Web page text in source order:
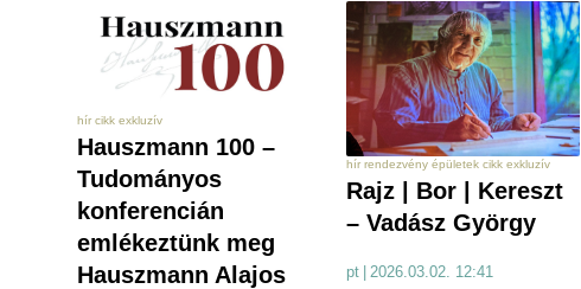
hír cikk exkluzív
Hauszmann 100 –
Tudományos
konferencián
emlékeztünk meg
Hauszmann Alajos
hír rendezvény épületek cikk exkluzív
Rajz | Bor | Kereszt
– Vadász György
pt 2026.03.02. 12:41